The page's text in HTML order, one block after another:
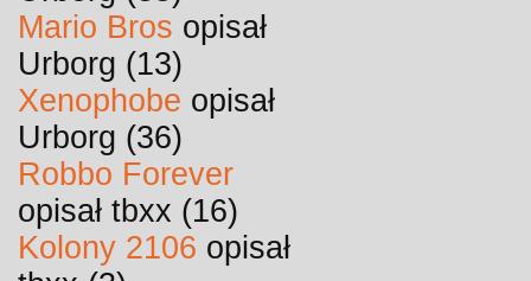
Mario Bros opisał
Urborg (13)
Xenophobe opisał
Urborg (36)
Robbo Forever
opisał tbxx (16)
Kolony 2106 opisał